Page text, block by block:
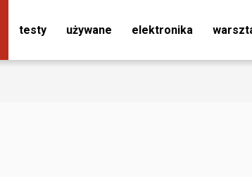
testy używane elektronika